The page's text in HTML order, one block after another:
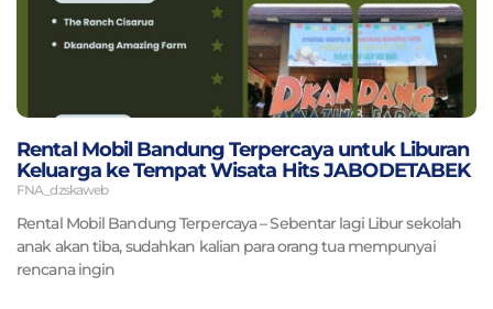
Rental Mobil Bandung Terpercaya untuk Liburan
Keluarga ke Tempat Wisata Hits JABODETABEK
FNA_dzskaweb
Rental Mobil Bandung Terpercaya – Sebentar lagi Libur sekolah
anak akan tiba, sudahkan kalian para orang tua mempunyai
rencana ingin